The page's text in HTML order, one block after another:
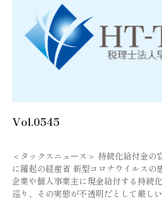
Vol.0545
＜タックスニュース＞ 持続化給付金
に躍起の経産省 新型コロナウイルスの
企業や個人事業主に現金給付する持続
巡り、その実態が不透明だとして厳し